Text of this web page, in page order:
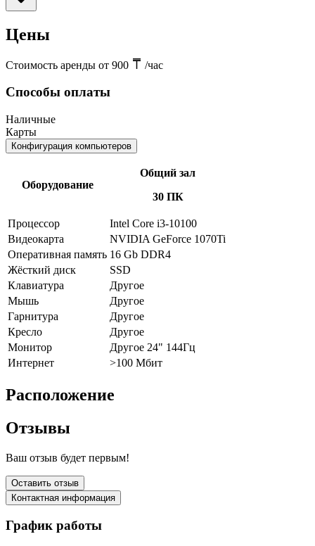
Цены
Стоимость аренды от 900 /час
Способы оплаты
Наличные
Карты
Конфигурация компьютеров
Оборудование
Общий зал
30 ПК
Процессор
Intel Core i3-10100
Видеокарта
NVIDIA GeForce 1070Ti
Оперативная память 16 Gb DDR4
Жёсткий диск
SSD
Клавиатура
Другое
Мышь
Другое
Гарнитура
Другое
Кресло
Другое
Монитор
Другое 24" 144Гц
Интернет
>100 Мбит
Расположение
Отзывы
Ваш отзыв будет первым!
Оставить отзыв
Контактная информация
График работы